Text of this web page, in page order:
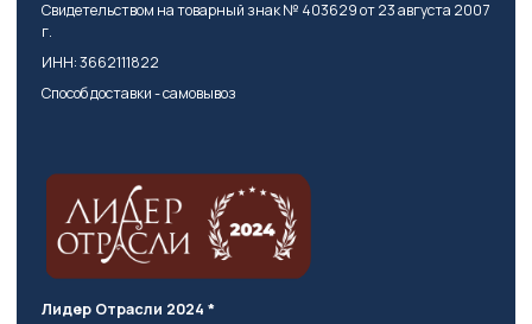
Свидетельством на товарный знак № 403629 от 23 августа 2007
г.
ИНН: 3662111822
Способ доставки - самовывоз
Лидер Отрасли 2024 *